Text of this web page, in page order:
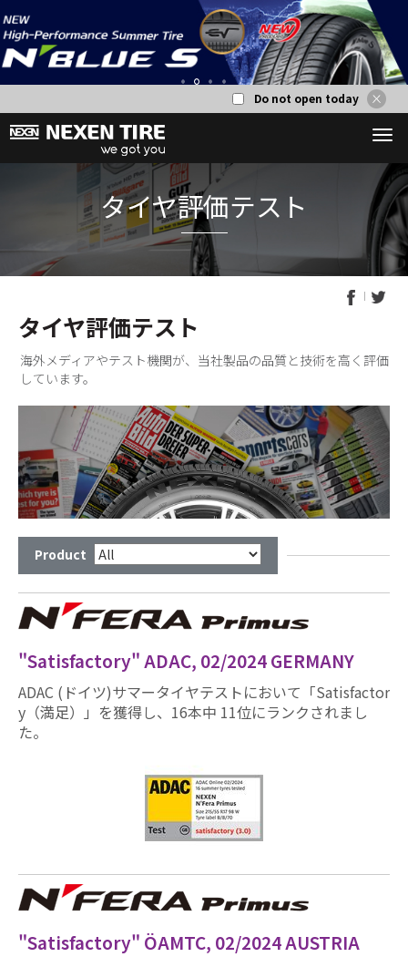
4
Do not open today
タイヤ評価
タイヤ評価テスト
海外メディアやテスト機関が、当社製品の品質と技術を高く評価
しています。
Product
"Satisfactory" ADAC, 02/2024 GERMANY
ADAC (ドイツ)サマータイヤテストにおいて「Satisfactor
y（満足）」を獲得し、16本中 11位にランクされまし
た。
"Satisfactory" ÖAMTC, 02/2024 AUSTRIA